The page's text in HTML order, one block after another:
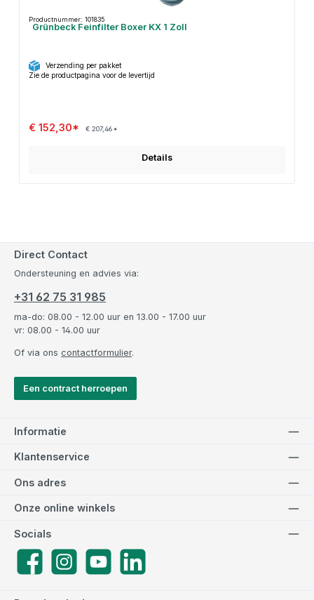
Productnummer: 101835
Grünbeck Feinfilter Boxer KX 1 Zoll
Verzending per pakket
Zie de productpagina voor de levertijd
€ 152,30* € 207,46*
Details
Direct Contact
Ondersteuning en advies via:
+31 62 75 31 985
ma-do: 08.00 - 12.00 uur en 13.00 - 17.00 uur
vr: 08.00 - 14.00 uur
Of via ons contactformulier.
Een contract herroepen
Informatie
Klantenservice
Ons adres
Socials
FacebookInstagramYouTube LinkedIn
Onze online winkels